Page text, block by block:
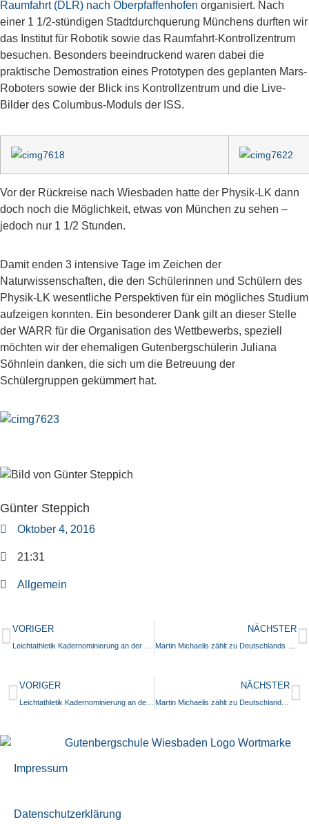
Raumfahrt (DLR) nach Oberpfaffenhofen organisiert. Nach
einer 1 1/2-stündigen Stadtdurchquerung Münchens durften wir
das Institut für Robotik sowie das Raumfahrt-Kontrollzentrum
besuchen. Besonders beeindruckend waren dabei die
praktische Demostration eines Prototypen des geplanten Mars-
Roboters sowie der Blick ins Kontrollzentrum und die Live-
Bilder des Columbus-Moduls der ISS.
Vor der Rückreise nach Wiesbaden hatte der Physik-LK dann
doch noch die Möglichkeit, etwas von München zu sehen –
jedoch nur 1 1/2 Stunden.
Damit enden 3 intensive Tage im Zeichen der
Naturwissenschaften, die den Schülerinnen und Schülern des
Physik-LK wesentliche Perspektiven für ein mögliches Studium
aufzeigen konnten. Ein besonderer Dank gilt an dieser Stelle
der WARR für die Organisation des Wettbewerbs, speziell
möchten wir der ehemaligen Gutenbergschülerin Juliana
Söhnlein danken, die sich um die Betreuung der
Schülergruppen gekümmert hat.
Günter Steppich
Oktober 4, 2016
21:31
Allgemein
VORIGER NÄCHSTER
VORIGER NÄCHSTER
Martin Michaelis zählt zu Deutschlands besten Nachwuchsinformatikern 2016
Impressum
Datenschutzerklärung